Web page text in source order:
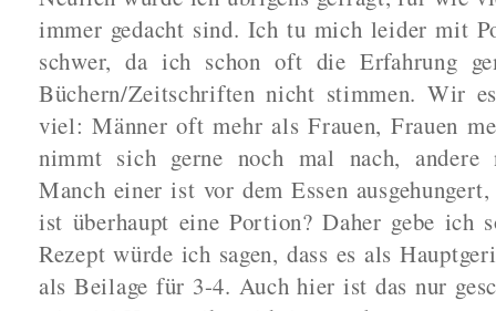
immer gedacht sind. Ich tu mich leider mit
schwer, da ich schon oft die Erfahrung
Büchern/Zeitschriften nicht stimmen. Wir
viel: Männer oft mehr als Frauen, Frauen
nimmt sich gerne noch mal nach, andere
Manch einer ist vor dem Essen
ist überhaupt eine Portion? Daher gebe ich
Rezept würde ich sagen, dass es als
als Beilage für 3-4. Auch hier ist das nur